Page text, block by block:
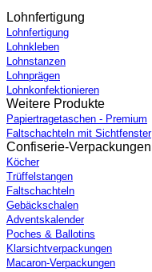
Lohnfertigung
Lohnfertigung
Lohnkleben
Lohnstanzen
Lohnprägen
Lohnkonfektionieren
Weitere Produkte
Papiertragetaschen - Premium
Faltschachteln mit Sichtfenster
Confiserie-Verpackungen
Köcher
Trüffelstangen
Faltschachteln
Gebäckschalen
Adventskalender
Poches & Ballotins
Klarsichtverpackungen
Macaron-Verpackungen